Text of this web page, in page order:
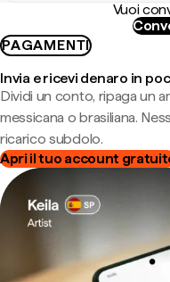
Vuoi
PAGAMENTI
Invia e ricevi denaro in
Dividi un conto, ripaga un
messicana o brasiliana.
ricarico subdolo.
Apri il tuo account